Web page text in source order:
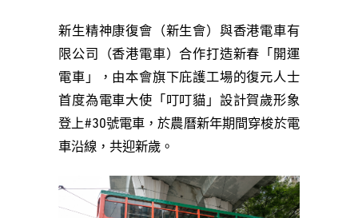
新生精神康復會（新生會）與香港電車有
限公司（香港電車）合作打造新春「開運
電車」，由本會旗下庇護工場的復元人士
首度為電車大使「叮叮貓」設計賀歲形象
登上#30號電車，於農曆新年期間穿梭於電
車沿線，共迎新歲。